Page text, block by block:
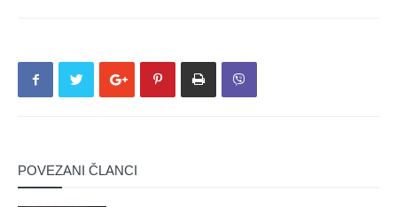
POVEZANI ČLANCI